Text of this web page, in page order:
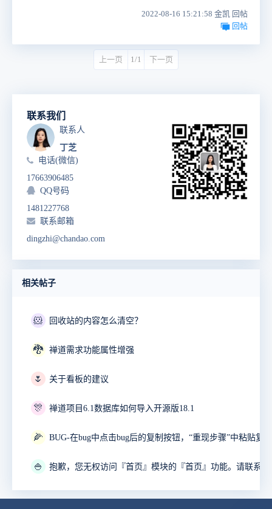
2022-08-16 15:21:58 金凯 回帖
回帖
上一页 1/1 下一页
联系我们
联系人
丁芝
电话(微信)
17663906485
QQ号码
1481227768
联系邮箱
dingzhi@chandao.com
相关帖子
🐹 回收站的内容怎么清空？
🐉 禅道需求功能属性增强
🌷 关于看板的建议
🎊 禅道项目6.1数据库如何导入开源版18.1
🌽
🍚